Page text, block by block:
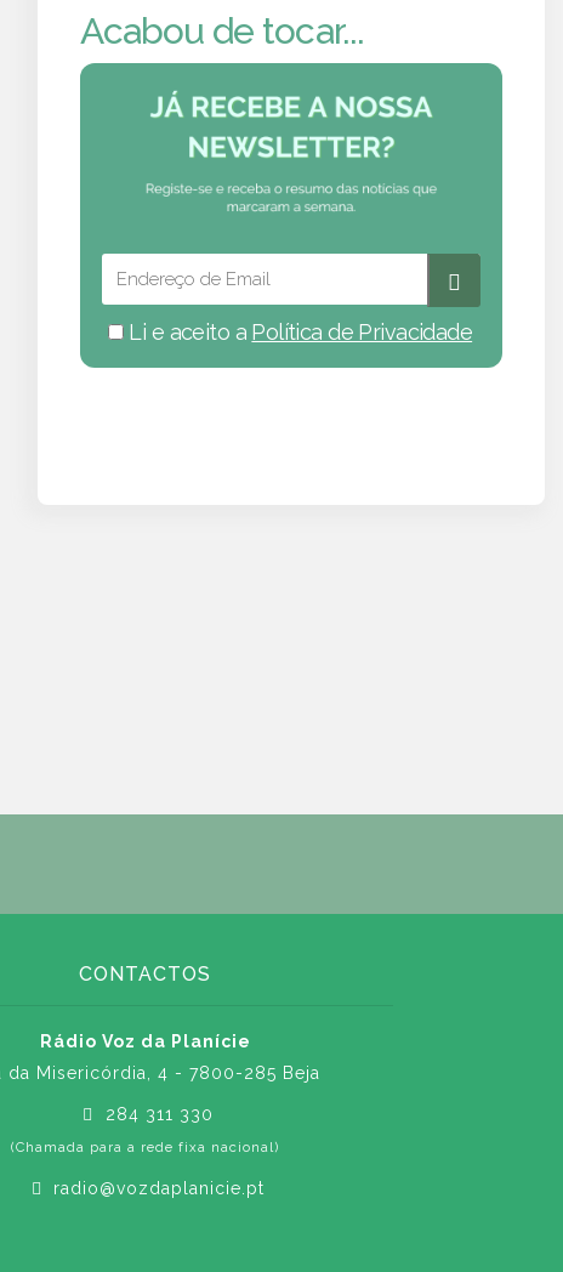
Acabou de tocar...
Li e aceito a Política de Privacidade
CONTACTOS
Rádio Voz da Planície
da Misericórdia, 4 - 7800-285 Beja
284 311 330
(Chamada para a rede fixa nacional)
radio@vozdaplanicie.pt